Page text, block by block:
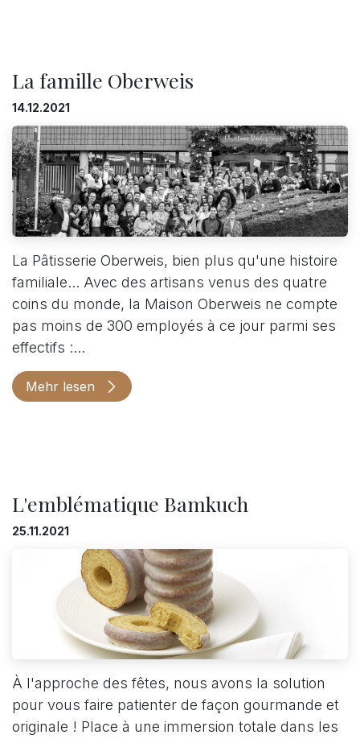
La famille Oberweis
14.12.2021
La Pâtisserie Oberweis, bien plus qu'une histoire
familiale... Avec des artisans venus des quatre
coins du monde, la Maison Oberweis ne compte
pas moins de 300 employés à ce jour parmi ses
effectifs :...
Mehr lesen
L'emblématique Bamkuch
25.11.2021
À l'approche des fêtes, nous avons la solution
pour vous faire patienter de façon gourmande et
originale ! Place à une immersion totale dans les